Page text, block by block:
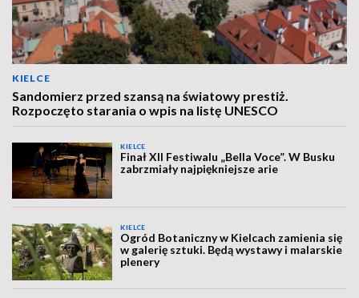
KIELCE
Sandomierz przed szansą na światowy prestiż.
Rozpoczęto starania o wpis na listę UNESCO
KIELCE
Finał XII Festiwalu „Bella Voce”. W Busku
zabrzmiały najpiękniejsze arie
KIELCE
Ogród Botaniczny w Kielcach zamienia się
w galerię sztuki. Będą wystawy i malarskie
plenery